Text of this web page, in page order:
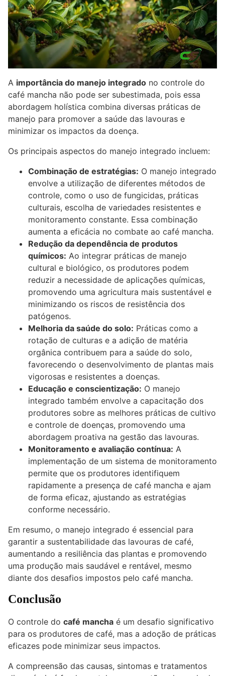
A importância do manejo integrado no controle do
café mancha não pode ser subestimada, pois essa
abordagem holística combina diversas práticas de
manejo para promover a saúde das lavouras e
minimizar os impactos da doença.
Os principais aspectos do manejo integrado incluem:
Combinação de estratégias: O manejo integrado
envolve a utilização de diferentes métodos de
controle, como o uso de fungicidas, práticas
culturais, escolha de variedades resistentes e
monitoramento constante. Essa combinação
aumenta a eficácia no combate ao café mancha.
Redução da dependência de produtos
químicos: Ao integrar práticas de manejo
cultural e biológico, os produtores podem
reduzir a necessidade de aplicações químicas,
promovendo uma agricultura mais sustentável e
minimizando os riscos de resistência dos
patógenos.
Melhoria da saúde do solo: Práticas como a
rotação de culturas e a adição de matéria
orgânica contribuem para a saúde do solo,
favorecendo o desenvolvimento de plantas mais
vigorosas e resistentes a doenças.
Educação e conscientização: O manejo
integrado também envolve a capacitação dos
produtores sobre as melhores práticas de cultivo
e controle de doenças, promovendo uma
abordagem proativa na gestão das lavouras.
Monitoramento e avaliação contínua: A
implementação de um sistema de monitoramento
permite que os produtores identifiquem
rapidamente a presença de café mancha e ajam
de forma eficaz, ajustando as estratégias
conforme necessário.
Em resumo, o manejo integrado é essencial para
garantir a sustentabilidade das lavouras de café,
aumentando a resiliência das plantas e promovendo
uma produção mais saudável e rentável, mesmo
diante dos desafios impostos pelo café mancha.
Conclusão
O controle do café mancha é um desafio significativo
para os produtores de café, mas a adoção de práticas
eficazes pode minimizar seus impactos.
A compreensão das causas, sintomas e tratamentos